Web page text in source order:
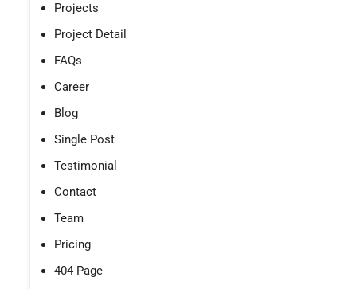
Projects
Project Detail
FAQs
Career
Blog
Single Post
Testimonial
Contact
Team
Pricing
404 Page